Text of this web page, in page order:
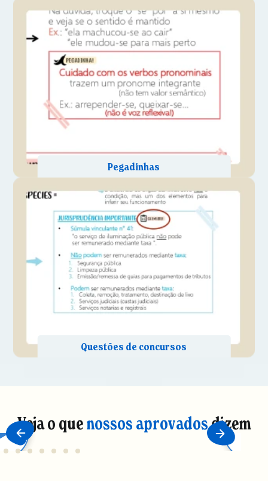
Veja o quenossos aprovadosdizem